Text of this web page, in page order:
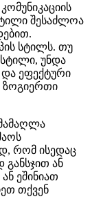
შესაძლოა
სტილს. თუ
უნდა
ეფექტური
ზოგიერთი
რომ ისედაც
ან
ეშინიათ
თქვენ